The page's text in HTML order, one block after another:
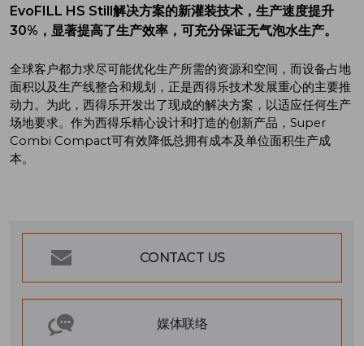
EvoFILL HS Still解决方案的新灌装技术，生产速度提升
30%，显著提高了生产效率，可充分保证无气泡水生产。
全球客户都力求尽可能优化生产所需的资源和空间，而设备占地
面积以及生产线整合和规划，正是西得乐技术发展重心的主要推
动力。为此，西得乐开发出了现成的解决方案，以适应任何生产
场地要求。作为西得乐精心设计和打造的创新产品，Super
Combi Compact可有效降低总拥有成本及单位面积生产成
本。
CONTACT US
媒体联络